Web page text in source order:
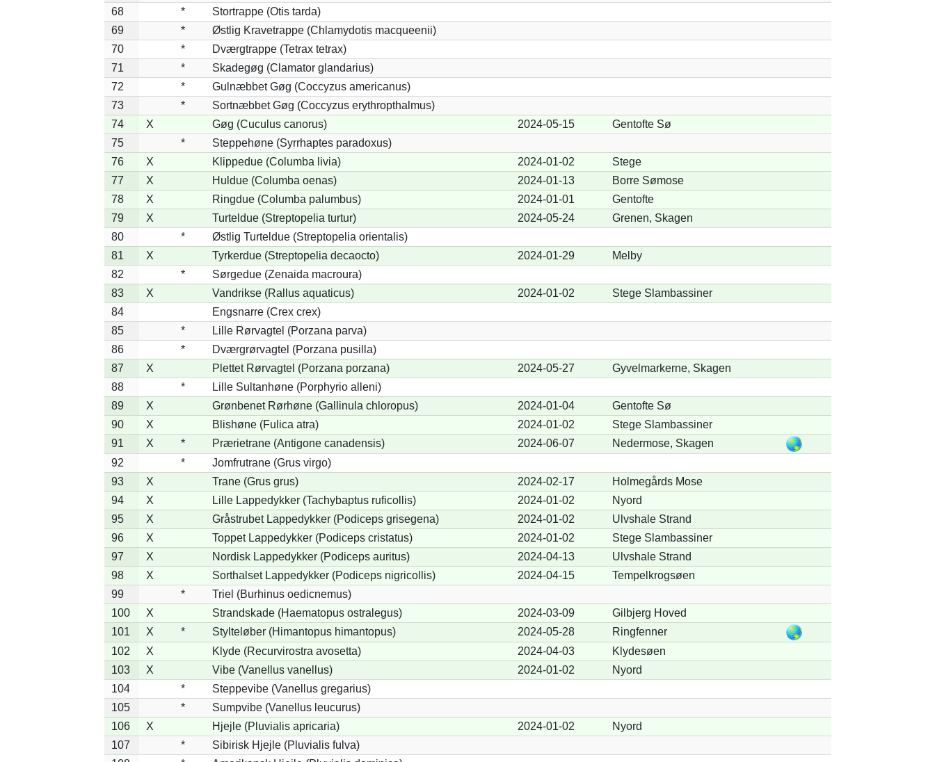
68
*
Stortrappe (Otis tarda)
69
*
Østlig Kravetrappe (Chlamydotis macqueenii)
70
*
Dværgtrappe (Tetrax tetrax)
71
*
Skadegøg (Clamator glandarius)
72
*
Gulnæbbet Gøg (Coccyzus americanus)
73
*
Sortnæbbet Gøg (Coccyzus erythropthalmus)
74
X Gøg (Cuculus canorus) 2024-05-15
Gentofte Sø
75
*
Steppehøne (Syrrhaptes paradoxus)
76
X Klippedue (Columba livia) 2024-01-02
Stege
77
X Huldue (Columba oenas) 2024-01-13
Borre Sømose
78
X Ringdue (Columba palumbus) 2024-01-01
Gentofte
79
X Turteldue (Streptopelia turtur) 2024-05-24
Grenen, Skagen
80
*
Østlig Turteldue (Streptopelia orientalis)
81
X Tyrkerdue (Streptopelia decaocto) 2024-01-29
Melby
82
*
Sørgedue (Zenaida macroura)
83
X Vandrikse (Rallus aquaticus) 2024-01-02
Stege Slambassiner
84
Engsnarre (Crex crex)
85
*
Lille Rørvagtel (Porzana parva)
86
*
Dværgrørvagtel (Porzana pusilla)
87
X Plettet Rørvagtel (Porzana porzana) 2024-05-27
Gyvelmarkerne, Skagen
88
*
Lille Sultanhøne (Porphyrio alleni)
89
X Grønbenet Rørhøne (Gallinula chloropus) 2024-01-04
Gentofte Sø
90
X Blishøne (Fulica atra) 2024-01-02
Stege Slambassiner
91
X * Prærietrane (Antigone canadensis) 2024-06-07
Nedermose, Skagen
92
*
Jomfrutrane (Grus virgo)
93
X Trane (Grus grus) 2024-02-17
Holmegårds Mose
94
X Lille Lappedykker (Tachybaptus ruficollis) 2024-01-02
Nyord
95
X Gråstrubet Lappedykker (Podiceps grisegena) 2024-01-02
Ulvshale Strand
96
X Toppet Lappedykker (Podiceps cristatus) 2024-01-02
Stege Slambassiner
97
X Nordisk Lappedykker (Podiceps auritus) 2024-04-13
Ulvshale Strand
98
X Sorthalset Lappedykker (Podiceps nigricollis) 2024-04-15
Tempelkrogsøen
99
*
Triel (Burhinus oedicnemus)
100
X Strandskade (Haematopus ostralegus) 2024-03-09
Gilbjerg Hoved
101
X * Stylteløber (Himantopus himantopus) 2024-05-28
Ringfenner
102
X Klyde (Recurvirostra avosetta) 2024-04-03
Klydesøen
103
X Vibe (Vanellus vanellus) 2024-01-02
Nyord
104
*
Steppevibe (Vanellus gregarius)
105
*
Sumpvibe (Vanellus leucurus)
106
X Hjejle (Pluvialis apricaria) 2024-01-02
Nyord
107
*
Sibirisk Hjejle (Pluvialis fulva)